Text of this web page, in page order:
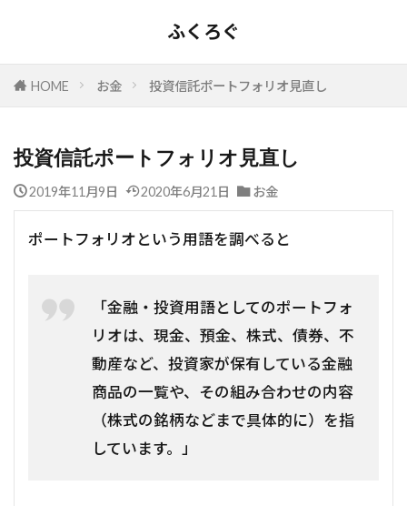
ふくろぐ
HOME お金 投資信託ポートフォリオ見直し
投資信託ポートフォリオ見直し
2019年11月9日 2020年6月21日 お金
ポートフォリオという用語を調べると
「金融・投資用語としてのポートフォ
リオは、現金、預金、株式、債券、不
動産など、投資家が保有している金融
商品の一覧や、その組み合わせの内容
（株式の銘柄などまで具体的に）を指
しています。」